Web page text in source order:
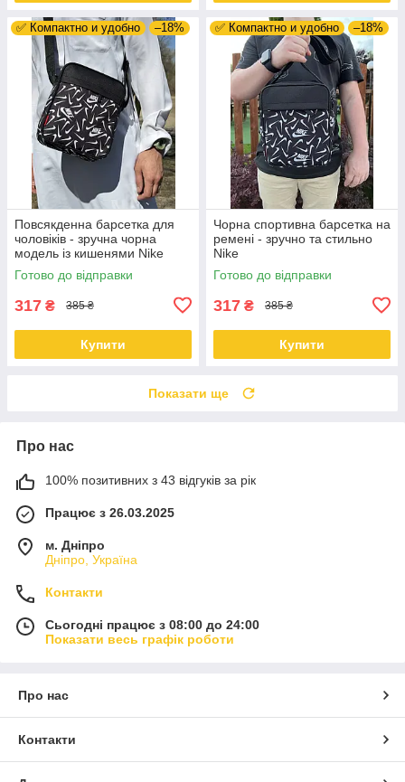
✅ Компактно и удобно –18%
Повсякденна барсетка для
чоловіків - зручна чорна
модель із кишенями Nike
Готово до відправки
317 ₴ 385 ₴
Купити
✅ Компактно и удобно –18%
Чорна спортивна барсетка на
ремені - зручно та стильно
Nike
Готово до відправки
317 ₴ 385 ₴
Купити
Показати ще
Про нас
100% позитивних з 43 відгуків за рік
Працює з 26.03.2025
м. Дніпро
Дніпро, Україна
Контакти
Сьогодні працює з 08:00 до 24:00
Показати весь графік роботи
Про нас
Контакти